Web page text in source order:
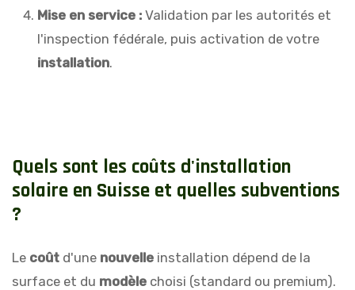
Mise en service : Validation par les autorités et
l'inspection fédérale, puis activation de votre
installation.
Quels sont les coûts d'installation
solaire en Suisse et quelles subventions
?
Le coût d'une nouvelle installation dépend de la
surface et du modèle choisi (standard ou premium).